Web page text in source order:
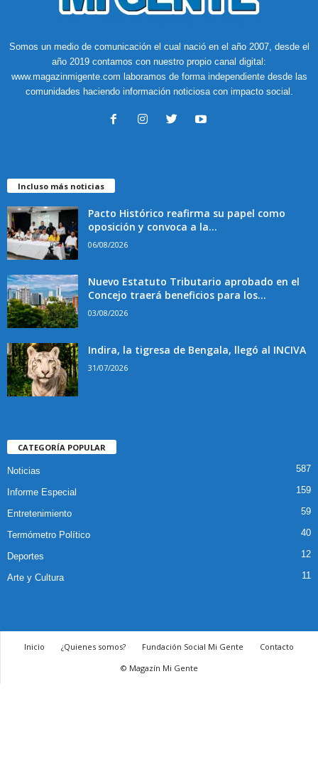
Somos un medio de comunicación el cual nació en el año 2007, desde el
año 2019 contamos con nuestro propio canal digital:
www.magazinmigente.com laboramos de forma independiente desde las
comunidades haciendo información noticiosa con impacto social.
Incluso más noticias
Pacto Histórico reafirma su papel como
oposición y convoca a la...
06/08/2026
Nuevo Estatuto Tributario aprobado en el
Concejo traerá beneficios para los...
03/08/2026
Indira, la tigresa de Bengala, llegó al INCIVA
31/07/2026
CATEGORÍA POPULAR
Noticias 587
Informe Especial 159
Entretenimiento 59
Termómetro Político 40
Deportes 12
Arte y Cultura 11
Inicio ¿Quienes somos? Fundación Social Mi Gente
Contacto
© Magazín Mi Gente